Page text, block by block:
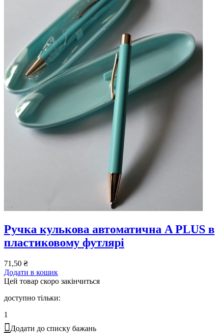
Ручка кулькова автоматична A PLUS в
пластиковому футлярі
71,50 ₴
Додати в кошик
Цей товар скоро закінчиться
доступно тільки:
1
Додати до списку бажань